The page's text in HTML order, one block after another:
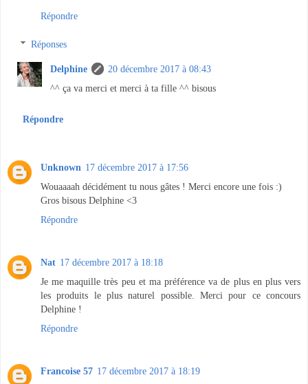
Répondre
Réponses
Delphine
20 décembre 2017 à 08:43
^^ ça va merci et merci à ta fille ^^ bisous
Répondre
Unknown 17 décembre 2017 à 17:56
Wouaaaah décidément tu nous gâtes ! Merci encore une fois :)
Gros bisous Delphine <3
Répondre
Nat 17 décembre 2017 à 18:18
Je me maquille très peu et ma préférence va de plus en plus vers
les produits le plus naturel possible. Merci pour ce concours
Delphine !
Répondre
Francoise 57 17 décembre 2017 à 18:19